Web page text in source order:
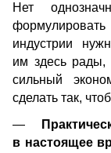
Нет
формулировать
индустрии
им здесь рады,
сильный
сделать так,
—
в настоящее